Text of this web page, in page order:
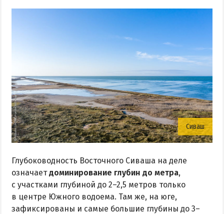
Сиваш
Глубоководность Восточного Сиваша на деле
означаетдоминирование глубин до метра,
с участками глубиной до 2–2,5 метров только
в центре Южного водоема. Там же, на юге,
зафиксированы и самые большие глубины до 3–